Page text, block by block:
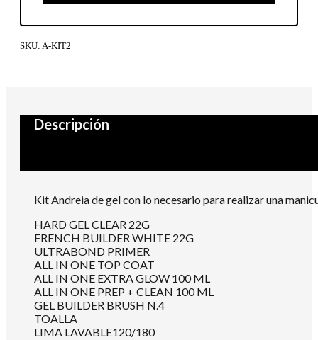
SKU: A-KIT2
Descripción
Kit Andreia de gel con lo necesario para realizar una
HARD GEL CLEAR 22G
FRENCH BUILDER WHITE 22G
ULTRABOND PRIMER
ALL IN ONE TOP COAT
ALL IN ONE EXTRA GLOW 100 ML
ALL IN ONE PREP + CLEAN 100 ML
GEL BUILDER BRUSH N.4
TOALLA
LIMA LAVABLE120/180